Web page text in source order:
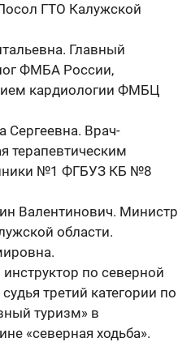
ГТО Калужской
Главный
ФМБА России,
кардиологии ФМБЦ
Сергеевна. Врач-
терапевтическим
№1 ФГБУЗ КБ №8
Валентинович. Министр
области.
по северной
третий категории по
туризм» в
«северная ходьба».